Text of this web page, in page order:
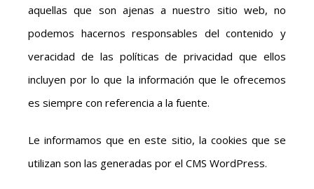
aquellas que son ajenas a nuestro sitio web, no
podemos hacernos responsables del contenido y
veracidad de las políticas de privacidad que ellos
incluyen por lo que la información que le ofrecemos
es siempre con referencia a la fuente.
Le informamos que en este sitio, la cookies que se
utilizan son las generadas por el CMS WordPress.